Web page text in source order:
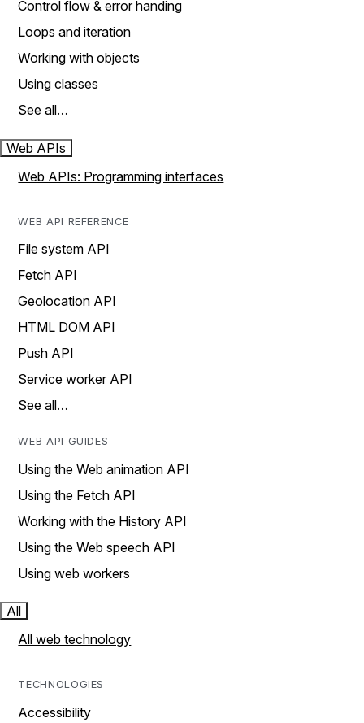
Control flow & error handing
Loops and iteration
Working with objects
Using classes
See all…
Web APIs
Web APIs: Programming interfaces
WEB API REFERENCE
File system API
Fetch API
Geolocation API
HTML DOM API
Push API
Service worker API
See all…
WEB API GUIDES
Using the Web animation API
Using the Fetch API
Working with the History API
Using the Web speech API
Using web workers
All
All web technology
TECHNOLOGIES
Accessibility